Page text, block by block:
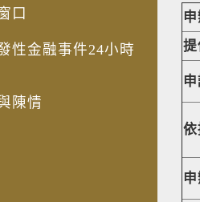
口
性金融事件24小時
陳情
提
依